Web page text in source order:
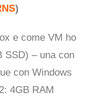
)
e come VM ho
SSD) – una con
con Windows
4GB RAM